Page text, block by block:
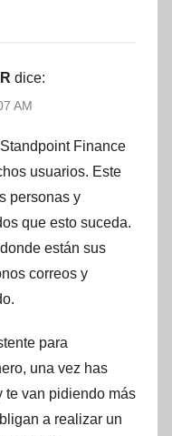
dice:
AM
Finance
usuarios. Este
personas y
que esto suceda.
están sus
correos y
para
una vez has
te van pidiendo más
a realizar un